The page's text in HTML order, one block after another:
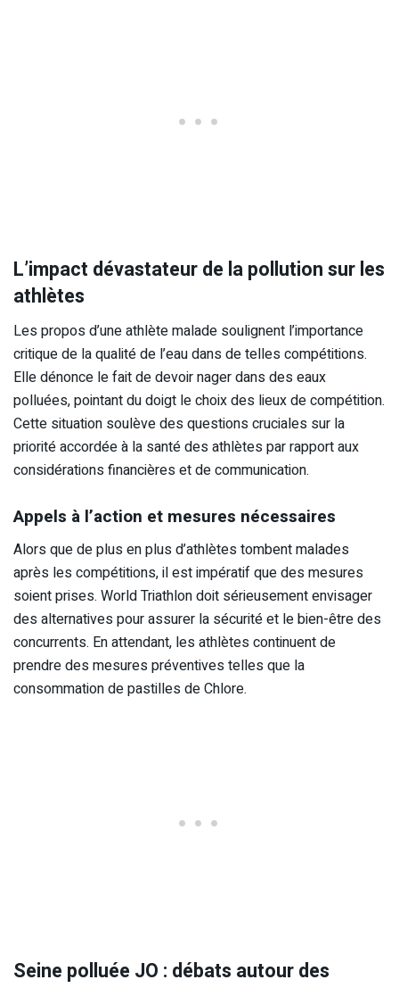
L’impact dévastateur de la pollution sur les
athlètes
Les propos d’une athlète malade soulignent l’importance
critique de la qualité de l’eau dans de telles compétitions.
Elle dénonce le fait de devoir nager dans des eaux
polluées, pointant du doigt le choix des lieux de compétition.
Cette situation soulève des questions cruciales sur la
priorité accordée à la santé des athlètes par rapport aux
considérations financières et de communication.
Appels à l’action et mesures nécessaires
Alors que de plus en plus d’athlètes tombent malades
après les compétitions, il est impératif que des mesures
soient prises. World Triathlon doit sérieusement envisager
des alternatives pour assurer la sécurité et le bien-être des
concurrents. En attendant, les athlètes continuent de
prendre des mesures préventives telles que la
consommation de pastilles de Chlore.
Seine polluée JO : débats autour des